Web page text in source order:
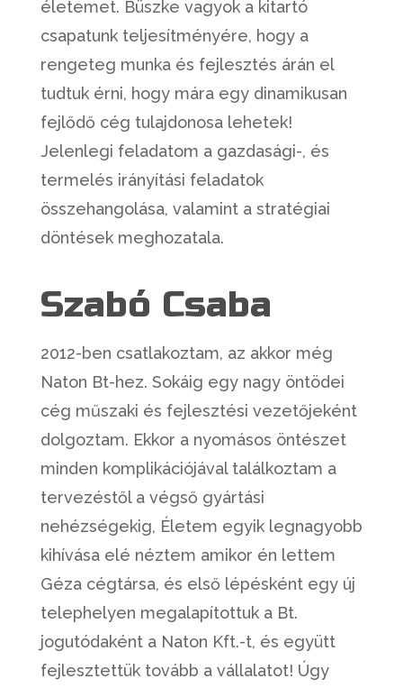
életemet. Büszke vagyok a kitartó
csapatunk teljesítményére, hogy a
rengeteg munka és fejlesztés árán el
tudtuk érni, hogy mára egy dinamikusan
fejlődő cég tulajdonosa lehetek!
Jelenlegi feladatom a gazdasági-, és
termelés irányítási feladatok
összehangolása, valamint a stratégiai
döntések meghozatala.
Szabó Csaba
2012-ben csatlakoztam, az akkor még
Naton Bt-hez. Sokáig egy nagy öntödei
cég műszaki és fejlesztési vezetőjeként
dolgoztam. Ekkor a nyomásos öntészet
minden komplikációjával találkoztam a
tervezéstől a végső gyártási
nehézségekig, Életem egyik legnagyobb
kihívása elé néztem amikor én lettem
Géza cégtársa, és első lépésként egy új
telephelyen megalapítottuk a Bt.
jogutódaként a Naton Kft.-t, és együtt
fejlesztettük tovább a vállalatot! Úgy